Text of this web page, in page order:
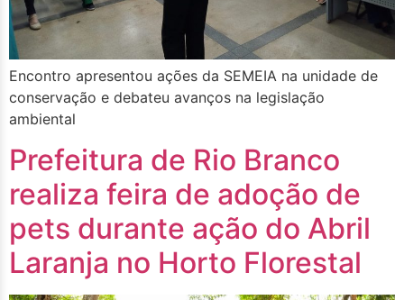
Encontro apresentou ações da SEMEIA na unidade de
conservação e debateu avanços na legislação
ambiental
Prefeitura de Rio Branco
realiza feira de adoção de
pets durante ação do Abril
Laranja no Horto Florestal